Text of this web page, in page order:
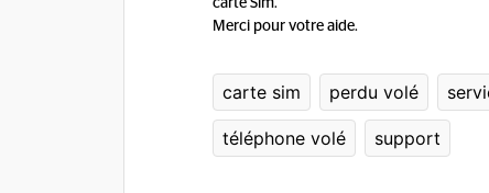
carte Sim.
Merci pour votre aide.
carte sim perdu volé
téléphone volé support